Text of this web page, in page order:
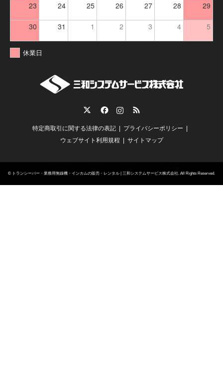
23 24 25 26 27 28 29
30 31 1 2 3 4 5
休業日
RSS
特定商取引に関する法律の表記
プライバシーポリシー
ウェブサイト利用規程
サイトマップ
© トランシーバー・業務用無線機・インカムの販売・レンタル | 三和システムサービス株式会社. All Rights Reserved.